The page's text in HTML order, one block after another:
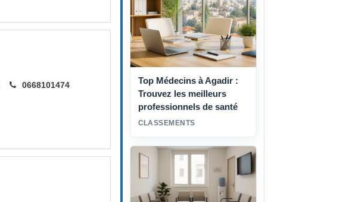
0668101474
Top Médecins à Agadir :
Trouvez les meilleurs
professionnels de santé
CLASSEMENTS